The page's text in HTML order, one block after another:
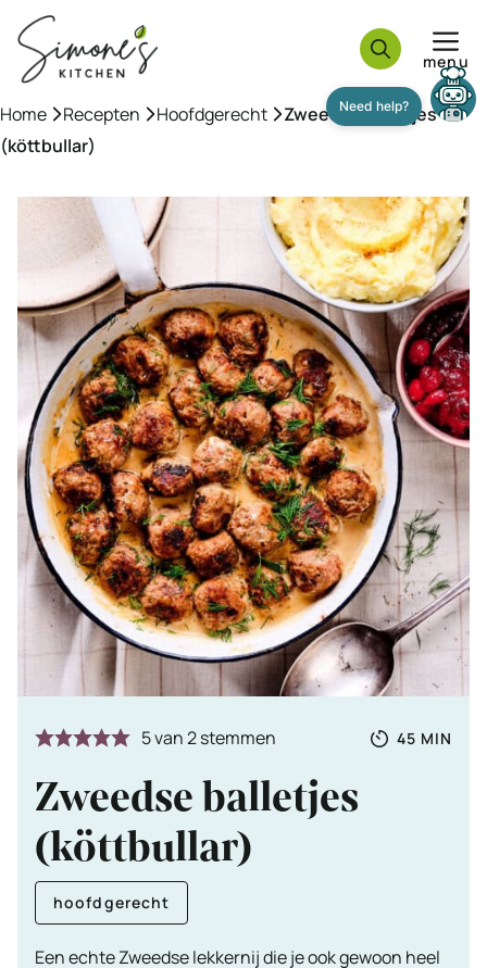
naar
inhoud
menu
Home »Recepten »Hoofdgerecht »Zweedse balletjes
(köttbullar)
5van2stemmen
Totale
45 MIN
Zweedse balletjes
(köttbullar)
hoofdgerecht
Een echte Zweedse lekkernij die je ook gewoon heel